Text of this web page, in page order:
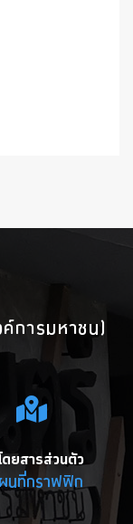
การมหาชน)
ดยสารส่วนตัว
นที่กราฟฟิก